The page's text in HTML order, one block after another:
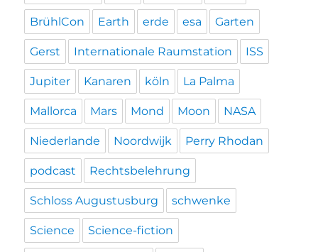
BrühlCon Earth erde esa Garten
Gerst Internationale Raumstation ISS
Jupiter Kanaren köln La Palma
Mallorca Mars Mond Moon NASA
Niederlande Noordwijk Perry Rhodan
podcast Rechtsbelehrung
Schloss Augustusburg schwenke
Science Science-fiction